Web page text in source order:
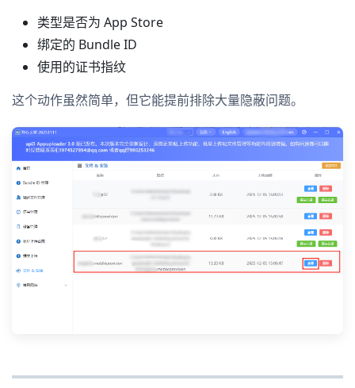
类型是否为 App Store
绑定的 Bundle ID
使用的证书指纹
这个动作虽然简单，但它能提前排除大量隐蔽问题。